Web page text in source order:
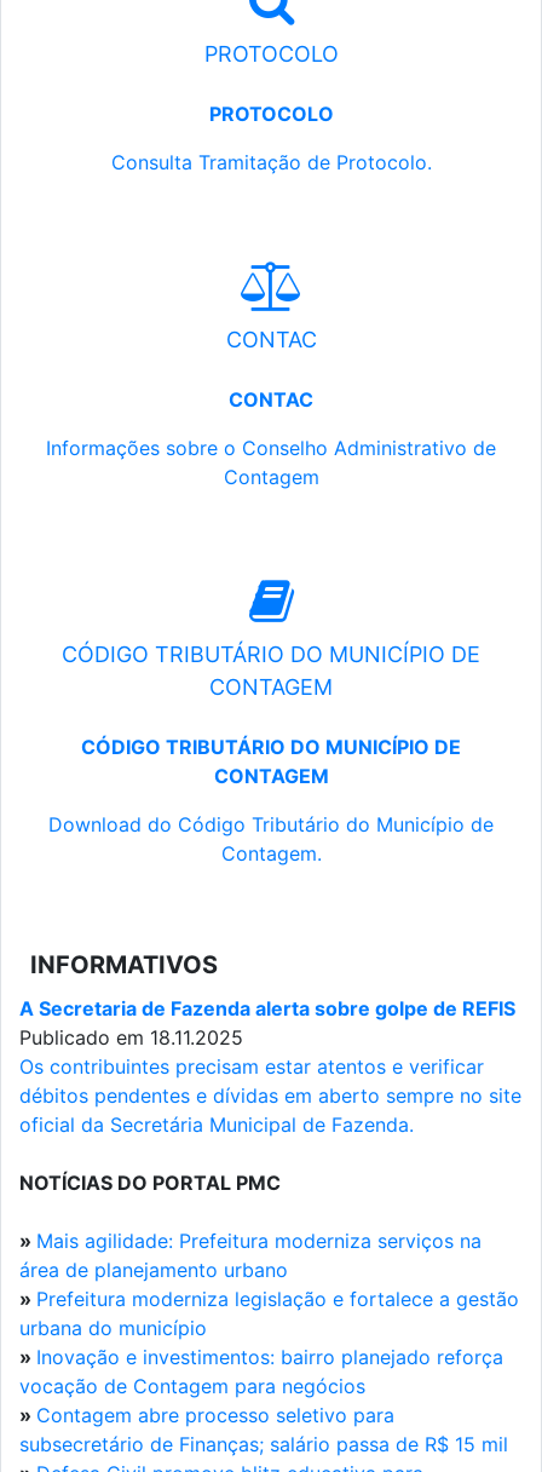
PROTOCOLO
PROTOCOLO
Consulta Tramitação de Protocolo.
CONTAC
CONTAC
Informações sobre o Conselho Administrativo de
Contagem
CÓDIGO TRIBUTÁRIO DO MUNICÍPIO DE
CONTAGEM
CÓDIGO TRIBUTÁRIO DO MUNICÍPIO DE
CONTAGEM
Download do Código Tributário do Município de
Contagem.
INFORMATIVOS
A Secretaria de Fazenda alerta sobre golpe de REFIS
Publicado em 18.11.2025
Os contribuintes precisam estar atentos e verificar
débitos pendentes e dívidas em aberto sempre no site
oficial da Secretária Municipal de Fazenda.
NOTÍCIAS DO PORTAL PMC
» Mais agilidade: Prefeitura moderniza serviços na
área de planejamento urbano
» Prefeitura moderniza legislação e fortalece a gestão
urbana do município
» Inovação e investimentos: bairro planejado reforça
vocação de Contagem para negócios
» Contagem abre processo seletivo para
subsecretário de Finanças; salário passa de R$ 15 mil